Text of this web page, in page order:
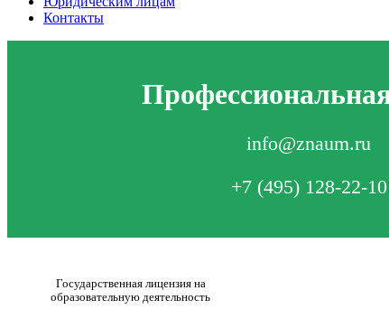
Контакты
info@znaum.ru
+7 (495) 128-22-10
Государственная лицензия на
образовательную деятельность